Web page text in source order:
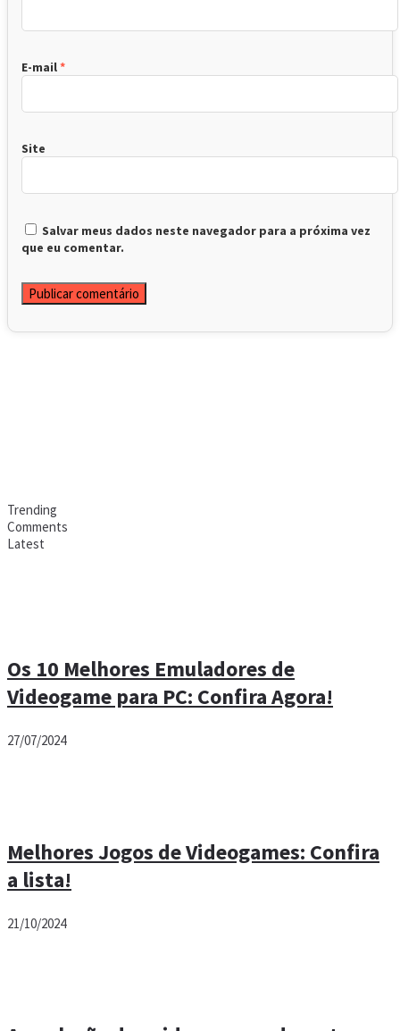
E-mail*
Site
Salvar meus dados neste navegador para a próxima vez
que eu comentar.
Trending
Comments
Latest
Os 10 Melhores Emuladores de
Videogame para PC: Confira Agora!
27/07/2024
Melhores Jogos de Videogames: Confira
a lista!
21/10/2024